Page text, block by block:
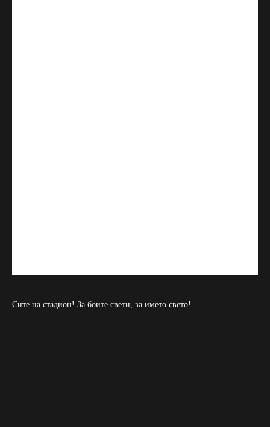
Сите на стадион! За боите свети, за името свето!